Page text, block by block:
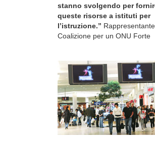
stanno svolgendo per
queste risorse a istituti per
l’istruzione.” Rappresentante,
Coalizione per un ONU Forte